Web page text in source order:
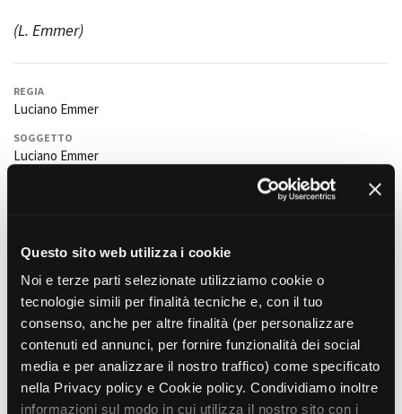
Questo sito web utilizza i cookie
Noi e terze parti selezionate utilizziamo cookie o
tecnologie simili per finalità tecniche e, con il tuo
consenso, anche per altre finalità (per personalizzare
contenuti ed annunci, per fornire funzionalità dei social
media e per analizzare il nostro traffico) come specificato
nella Privacy policy e Cookie policy. Condividiamo inoltre
informazioni sul modo in cui utilizza il nostro sito con i
Bandi e gare
Contatti
Privacy
Cookie policy
(L. Emmer)
REGIA
Luciano Emmer
SOGGETTO
Luciano Emmer
Bruno Cascio.Alias Gallione (video assistant).
MONTAGGIO
Adriano Tagliavia
SCENOGRAFIA
Fiorella Cicolini,Elena Barattero
COSTUMI
Silvia Nebiolo. Francesca Campanella e Georgia Duranti (sarte).